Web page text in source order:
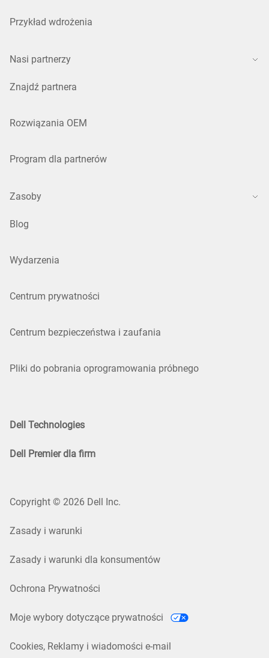
Przykład wdrożenia
Nasi partnerzy
Znajdź partnera
Rozwiązania OEM
Program dla partnerów
Zasoby
Blog
Wydarzenia
Centrum prywatności
Centrum bezpieczeństwa i zaufania
Pliki do pobrania oprogramowania próbnego
Dell Technologies
Dell Premier dla firm
Copyright © 2026 Dell Inc.
Zasady i warunki
Zasady i warunki dla konsumentów
Ochrona Prywatności
Moje wybory dotyczące prywatności
Cookies, Reklamy i wiadomości e-mail